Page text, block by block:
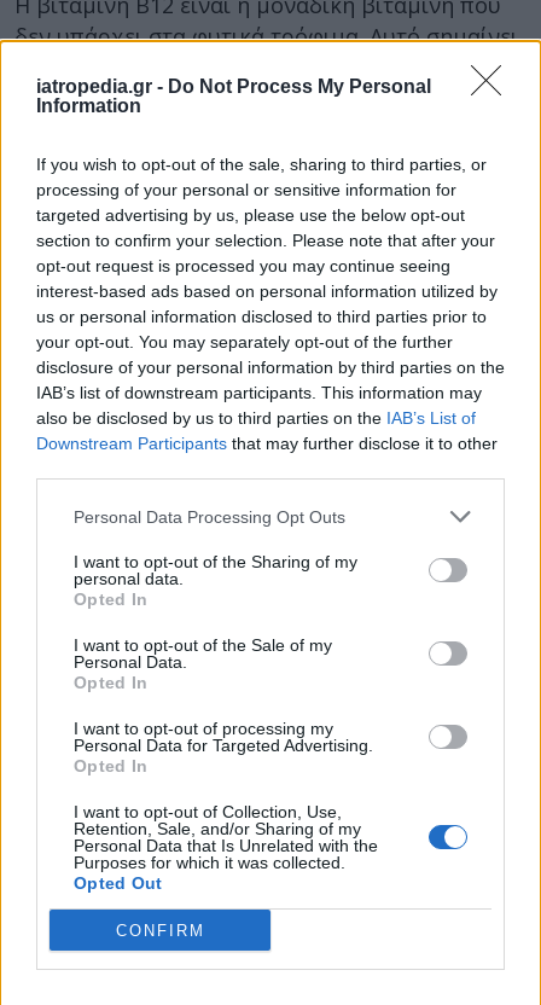
iatropedia.gr - Do Not Process My Personal
Information
If you wish to opt-out of the sale, sharing to third parties, or
processing of your personal or sensitive information for
targeted advertising by us, please use the below opt-out
section to confirm your selection. Please note that after your
opt-out request is processed you may continue seeing
interest-based ads based on personal information utilized by
us or personal information disclosed to third parties prior to
your opt-out. You may separately opt-out of the further
disclosure of your personal information by third parties on the
IAB’s list of downstream participants. This information may
also be disclosed by us to third parties on the IAB’s List of
Downstream Participants that may further disclose it to other
Personal Data Processing Opt Outs
I want to opt-out of the Sharing of my
personal data.
Opted In
I want to opt-out of the Sale of my
Personal Data.
Opted In
I want to opt-out of processing my
Personal Data for Targeted Advertising.
Opted In
I want to opt-out of Collection, Use,
Retention, Sale, and/or Sharing of my
Personal Data that Is Unrelated with the
Purposes for which it was collected.
Opted Out
CONFIRM
δεν υπάρχει στα φυτικά τρόφιμα. Αυτό σημαίνει
ότι οι βίγκαν δεν παίρνουν αρκετό από αυτό το
θρεπτικό συστατικό.
εμπλουτισμένα δημητριακά, τα μη
γαλακτοκομικά γάλατα και τα vegan
συμπληρώματα.
Οι γαλακτο-χορτοφάγοι και οι γαλακτο-ωο-
χορτοφάγοι τρώνε γαλακτοκομικά και αυγά
οπότε είναι λιγότερο πιθανό να αναπτύξουν
ανεπάρκεια Β12.
Αλλά οι ειδικοί συνιστούν στους χορτοφάγους
ηλικίας 50 ετών και άνω να λαμβάνουν
συμπλήρωμα Β12. Το σώμα μας δεν απορροφά
αποτελεσματικά τις διατροφικές πηγές
βιταμίνης Β12 μετά από αυτή την ηλικία. Αλλά
και πάλι, όπως με κάθε συμπλήρωμα, η Kaetzel
συμβουλεύει να ρωτήσετε τον γιατρό ή τον
διαιτολόγο σας σχετικά με την λήψη
συμπληρωμάτων βιταμίνης Β12 πριν ξεκινήσετε.
Μη ισορροπημένη διατροφή
Είναι σημαντικό κάθε χορτοφαγική διατροφή να
είναι ισορροπημένη.
Μια χορτοφαγική διατροφή πρέπει να
προσφέρει τις σωστές ποσότητες από τα εξής:
Υδατάνθρακες
Πρωτεΐνη